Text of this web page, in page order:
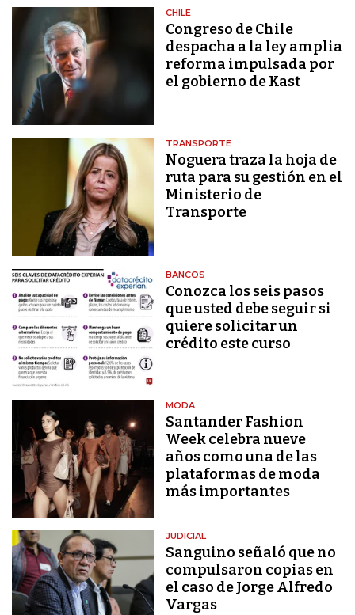
CHILE
Congreso de Chile
despacha a la ley amplia
reforma impulsada por
el gobierno de Kast
TRANSPORTE
Noguera traza la hoja de
ruta para su gestión en el
Ministerio de
Transporte
BANCOS
Conozca los seis pasos
que usted debe seguir si
quiere solicitar un
crédito este curso
MODA
Santander Fashion
Week celebra nueve
años como una de las
plataformas de moda
más importantes
JUDICIAL
Sanguino señaló que no
compulsaron copias en
el caso de Jorge Alfredo
Vargas